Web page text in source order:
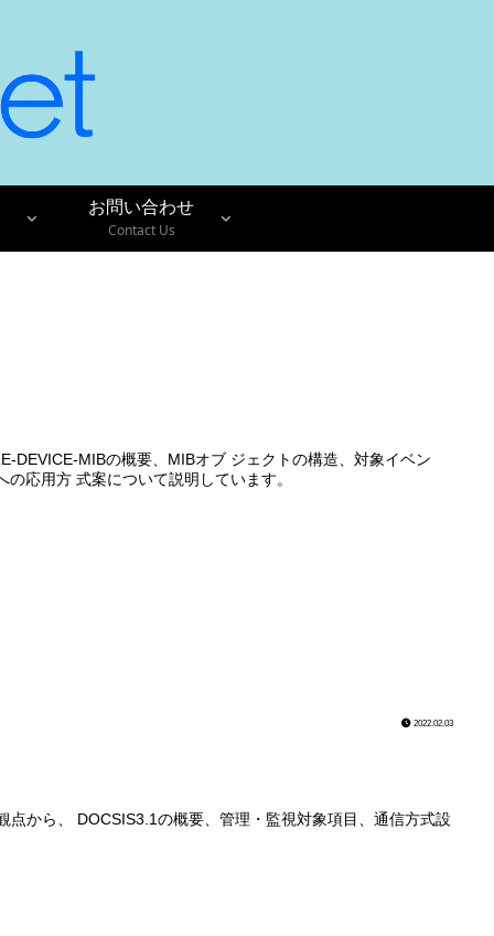
お問い合わせ
Contact Us
DEVICE-MIBの概要、MIBオブ ジェクトの構造、対象イベン
応用方 式案について説明しています。
2022.02.03
から、 DOCSIS3.1の概要、管理・監視対象項目、通信方式設